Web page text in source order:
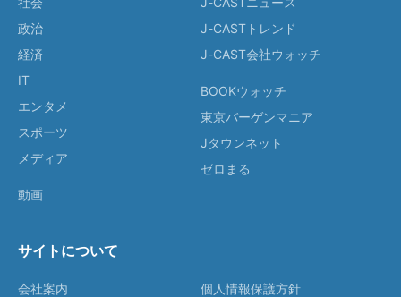
政治
経済
IT
エンタメ
スポーツ
メディア
動画
J-CASTトレンド
J-CAST会社ウォッチ
BOOKウォッチ
東京バーゲンマニア
Jタウンネット
ゼロまる
サイトについて
会社案内
個人情報保護方針